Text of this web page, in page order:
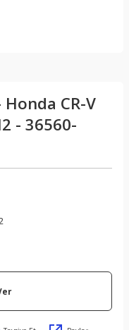
CR-V
- 36560-